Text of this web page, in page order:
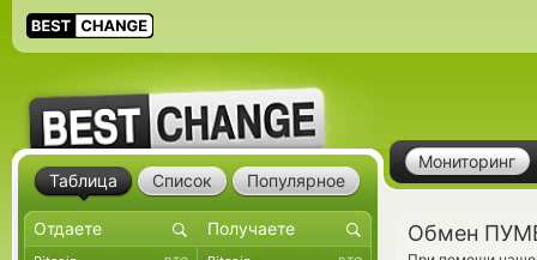
Мониторинг
Обмен
Таблица Список Популярное